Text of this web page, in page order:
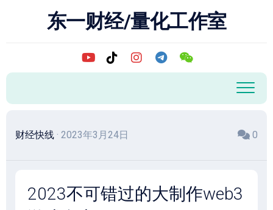
东一财经/量化工作室
财经快线 · 2023年3月24日 0
2023不可错过的大制作web3